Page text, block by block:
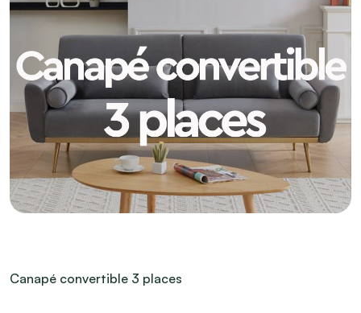
Canapé convertible 3 places